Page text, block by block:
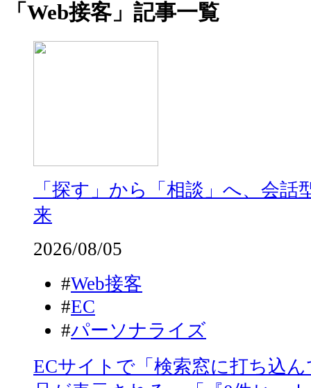
「Web接客」記事一覧
「探す」から「相談」へ、会
来
2026/08/05
#Web接客
#EC
#パーソナライズ
ECサイトで「検索窓に打ち込